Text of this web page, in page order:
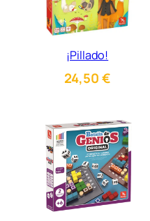
¡Pillado!
24,50€